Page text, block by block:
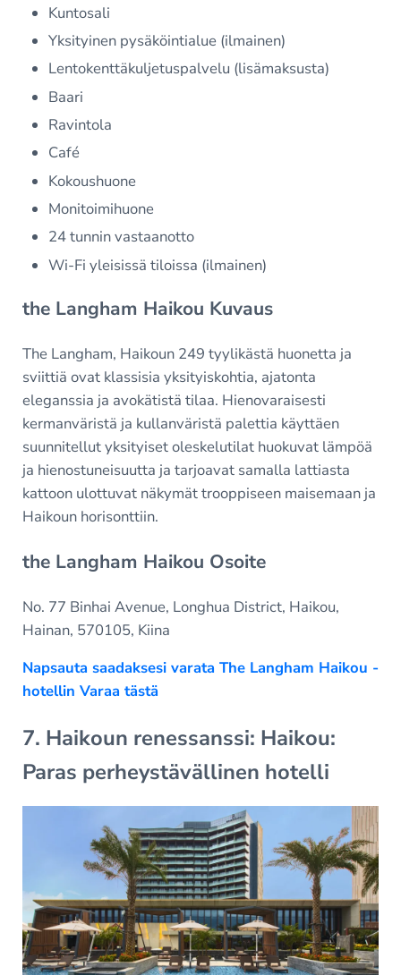
Kuntosali
Yksityinen pysäköintialue (ilmainen)
Lentokenttäkuljetuspalvelu (lisämaksusta)
Baari
Ravintola
Café
Kokoushuone
Monitoimihuone
24 tunnin vastaanotto
Wi-Fi yleisissä tiloissa (ilmainen)
the Langham Haikou Kuvaus
The Langham, Haikoun 249 tyylikästä huonetta ja
sviittiä ovat klassisia yksityiskohtia, ajatonta
eleganssia ja avokätistä tilaa. Hienovaraisesti
kermanväristä ja kullanväristä palettia käyttäen
suunnitellut yksityiset oleskelutilat huokuvat lämpöä
ja hienostuneisuutta ja tarjoavat samalla lattiasta
kattoon ulottuvat näkymät trooppiseen maisemaan ja
Haikoun horisonttiin.
the Langham Haikou Osoite
No. 77 Binhai Avenue, Longhua District, Haikou,
Hainan, 570105, Kiina
Napsauta saadaksesi varata The Langham Haikou -
hotellin Varaa tästä
7. Haikoun renessanssi: Haikou:
Paras perheystävällinen hotelli